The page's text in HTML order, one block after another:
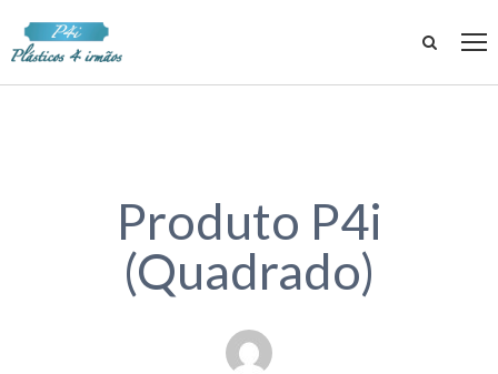
Produto P4i
(Quadrado)